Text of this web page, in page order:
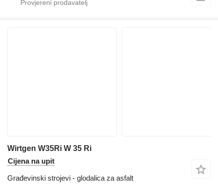
Wirtgen W35Ri W 35 Ri
Cijena na upit
Građevinski strojevi - glodalica za asfalt